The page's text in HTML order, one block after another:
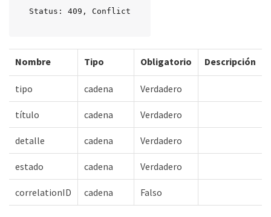
Status: 409, Conflict
Nombre Tipo Obligatorio Descripción
tipo cadena Verdadero
título cadena Verdadero
detalle cadena Verdadero
estado cadena Verdadero
correlationID cadena Falso